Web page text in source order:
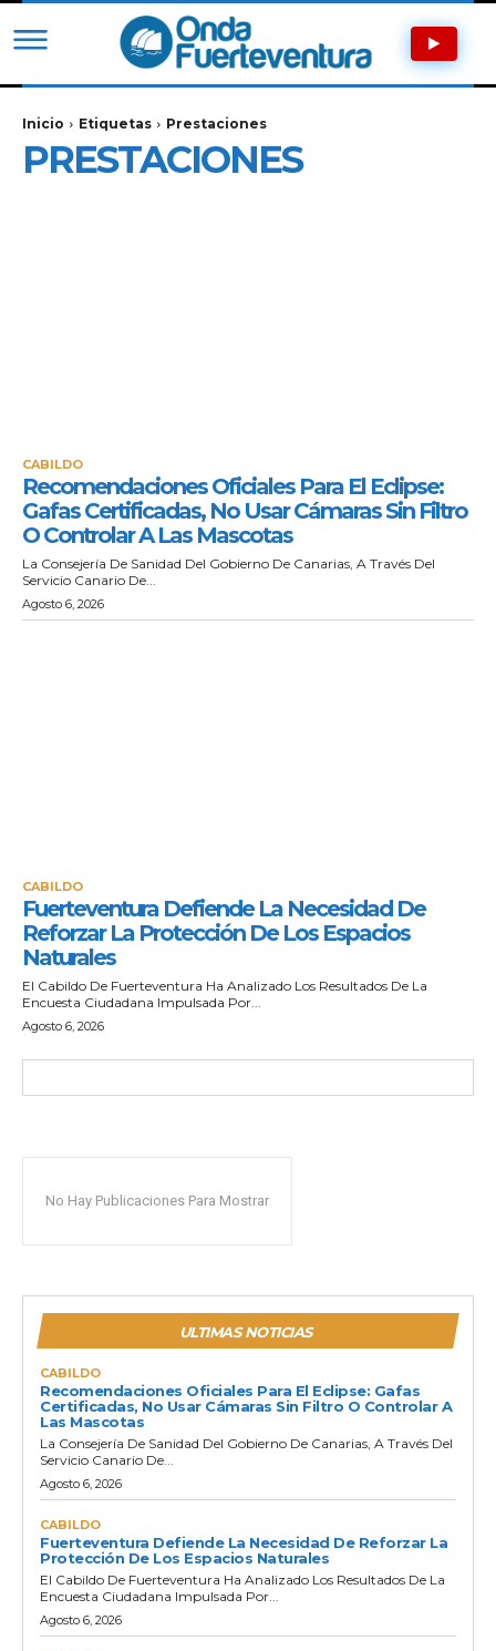
Inicio Etiquetas Prestaciones
PRESTACIONES
CABILDO
Recomendaciones Oficiales Para El Eclipse:
Gafas Certificadas, No Usar Cámaras Sin Filtro
O Controlar A Las Mascotas
La Consejería De Sanidad Del Gobierno De Canarias, A Través Del
Servicio Canario De...
Agosto 6, 2026
CABILDO
Fuerteventura Defiende La Necesidad De
Reforzar La Protección De Los Espacios
Naturales
El Cabildo De Fuerteventura Ha Analizado Los Resultados De La
Encuesta Ciudadana Impulsada Por...
Agosto 6, 2026
No Hay Publicaciones Para Mostrar
ULTIMAS NOTICIAS
CABILDO
Recomendaciones Oficiales Para El Eclipse: Gafas
Certificadas, No Usar Cámaras Sin Filtro O Controlar A
Las Mascotas
La Consejería De Sanidad Del Gobierno De Canarias, A Través Del
Servicio Canario De...
Agosto 6, 2026
CABILDO
Fuerteventura Defiende La Necesidad De Reforzar La
Protección De Los Espacios Naturales
El Cabildo De Fuerteventura Ha Analizado Los Resultados De La
Encuesta Ciudadana Impulsada Por...
Agosto 6, 2026